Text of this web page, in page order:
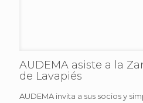
AUDEMA asiste a la
de Lavapiés
AUDEMA invita a sus socios y